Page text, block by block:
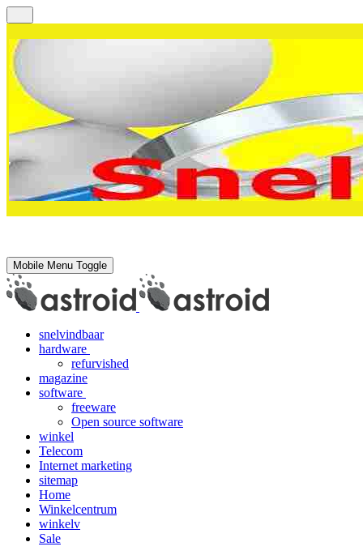
Mobile Menu Toggle
snelvindbaar
hardware
refurvished
magazine
software
freeware
Open source software
winkel
Telecom
Internet marketing
sitemap
Home
Winkelcentrum
winkelv
Sale